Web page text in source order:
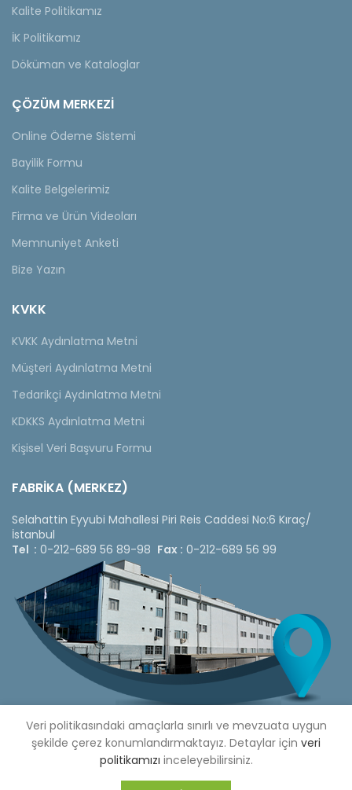
Kalite Politikamız
İK Politikamız
Döküman ve Kataloglar
ÇÖZÜM MERKEZİ
Online Ödeme Sistemi
Bayilik Formu
Kalite Belgelerimiz
Firma ve Ürün Videoları
Memnuniyet Anketi
Bize Yazın
KVKK
KVKK Aydınlatma Metni
Müşteri Aydınlatma Metni
Tedarikçi Aydınlatma Metni
KDKKS Aydınlatma Metni
Kişisel Veri Başvuru Formu
FABRİKA (MERKEZ)
Selahattin Eyyubi Mahallesi Piri Reis Caddesi No:6 Kıraç/
İstanbul
Tel : 0-212-689 56 89-98 Fax : 0-212-689 56 99
Copyright © 2020 Çetinkaya Pano |
Listesi
Veri politikasındaki amaçlarla sınırlı ve mevzuata uygun
şekilde çerez konumlandırmaktayız. Detaylar için veri
politikamızı inceleyebilirsiniz.